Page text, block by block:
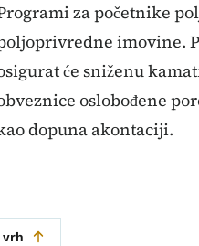
za početnike
imovine.
će sniženu
oslobođene
dopuna akontaciji.
vrh